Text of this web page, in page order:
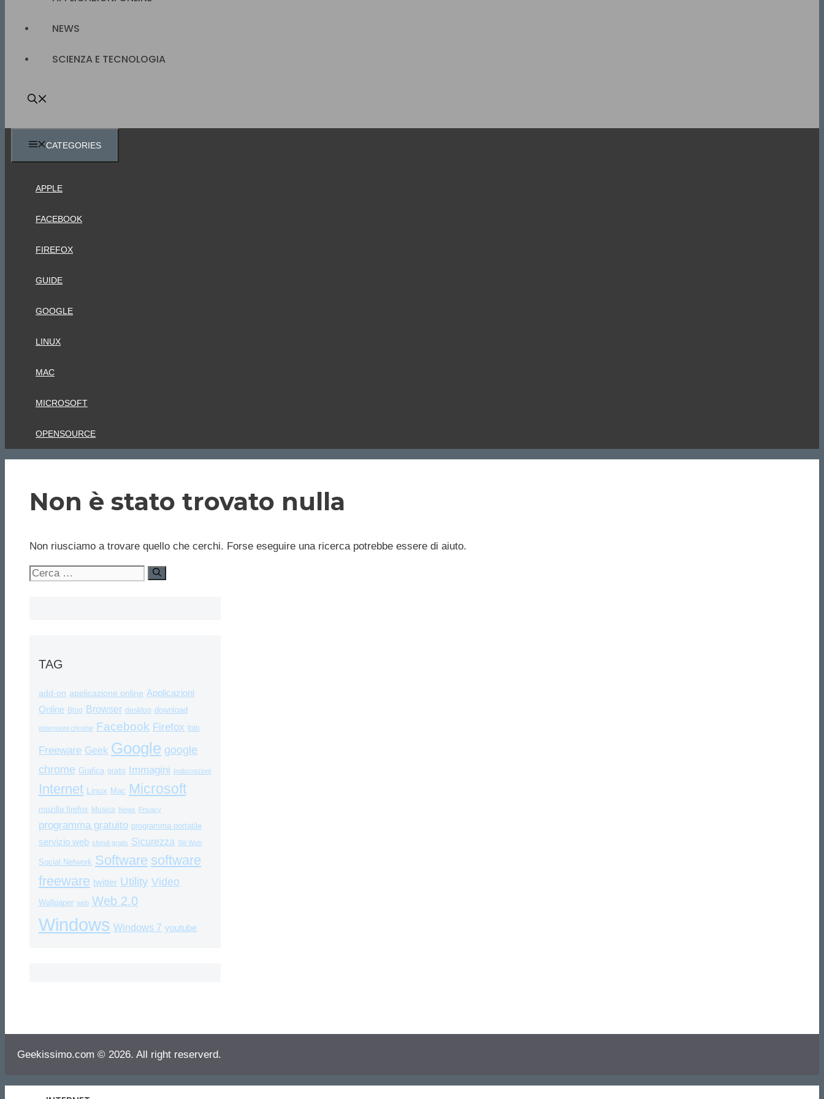
NEWS
SCIENZA E TECNOLOGIA
CATEGORIES
APPLE
FACEBOOK
FIREFOX
GUIDE
GOOGLE
LINUX
MAC
MICROSOFT
OPENSOURCE
Non è stato trovato nulla
Non riusciamo a trovare quello che cerchi. Forse eseguire una ricerca potrebbe essere di aiuto.
Ricerca
TAG
add-on applicazione online Applicazioni
Online Blog Browser desktop download
estensioni chrome Facebook Firefox foto
Freeware Geek Google google
chrome Grafica gratis Immagini Indiscrezioni
Internet Linux Mac Microsoft
mozilla firefox Musica News Privacy
programma gratuito programma portatile
servizio web sfondi gratis Sicurezza Siti Web
Social Network Software software
freeware twitter Utility Video
Wallpaper web Web 2.0
Windows Windows 7 youtube
Geekissimo.com © 2026. All right reserverd.